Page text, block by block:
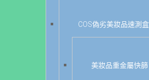
COS偽劣美妝品速測盒
美妝品重金屬快篩